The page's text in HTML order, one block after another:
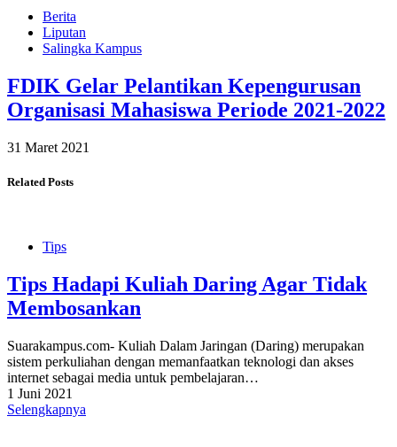
Berita
Liputan
Salingka Kampus
FDIK Gelar Pelantikan Kepengurusan
Organisasi Mahasiswa Periode 2021-2022
31 Maret 2021
Related Posts
Tips
Tips Hadapi Kuliah Daring Agar Tidak
Membosankan
Suarakampus.com- Kuliah Dalam Jaringan (Daring) merupakan
sistem perkuliahan dengan memanfaatkan teknologi dan akses
internet sebagai media untuk pembelajaran…
1 Juni 2021
Selengkapnya